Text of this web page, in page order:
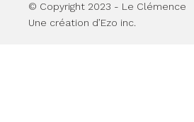
© Copyright 2023 - Le Clémence
Une création d’Ezo inc.